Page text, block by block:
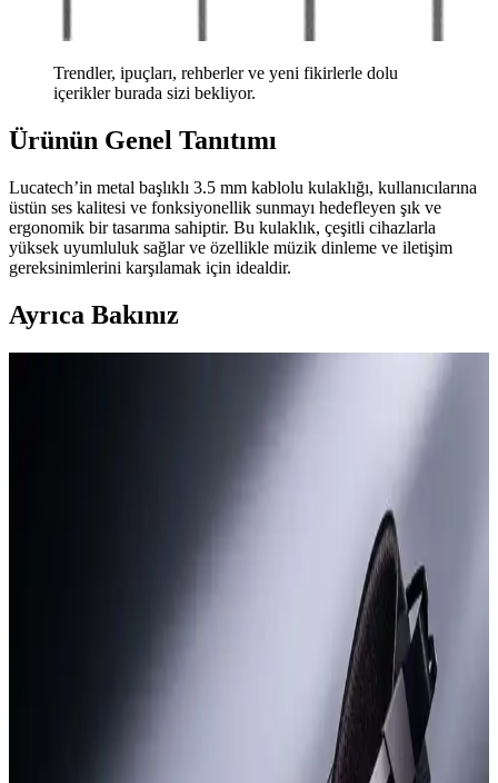
Trendler, ipuçları, rehberler ve yeni fikirlerle dolu
içerikler burada sizi bekliyor.
Ürünün Genel Tanıtımı
Lucatech’in metal başlıklı 3.5 mm kablolu kulaklığı, kullanıcılarına
üstün ses kalitesi ve fonksiyonellik sunmayı hedefleyen şık ve
ergonomik bir tasarıma sahiptir. Bu kulaklık, çeşitli cihazlarla
yüksek uyumluluk sağlar ve özellikle müzik dinleme ve iletişim
gereksinimlerini karşılamak için idealdir.
Ayrıca Bakınız
Samsung Galaxy Buds4 Pro İncelemesi: Yeni Sap
Samsung Galaxy Buds4 Pro, sap tasarımı ve baş hareketi desteği
gibi yeniliklerle kullanıcı deneyimini artırmayı hedefliyor. Tasarım
değişikliği ve teknik özellikler kullanıcılar arasında farklı görüşlere
Power Dong: Apple Dongle'dan 200 Kat Daha
Güçlü USB-C Kulaklık Adaptörü Tasarımı